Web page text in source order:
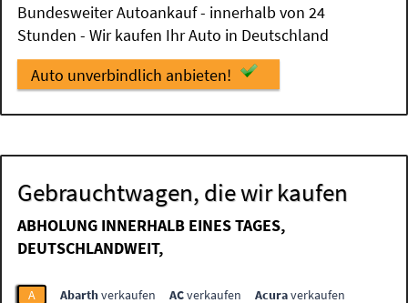
Bundesweiter Autoankauf - innerhalb von 24
Stunden - Wir kaufen Ihr Auto in Deutschland
Auto unverbindlich anbieten!
Gebrauchtwagen, die wir kaufen
ABHOLUNG INNERHALB EINES TAGES,
DEUTSCHLANDWEIT,
A Abarthverkaufen ACverkaufen Acuraverkaufen